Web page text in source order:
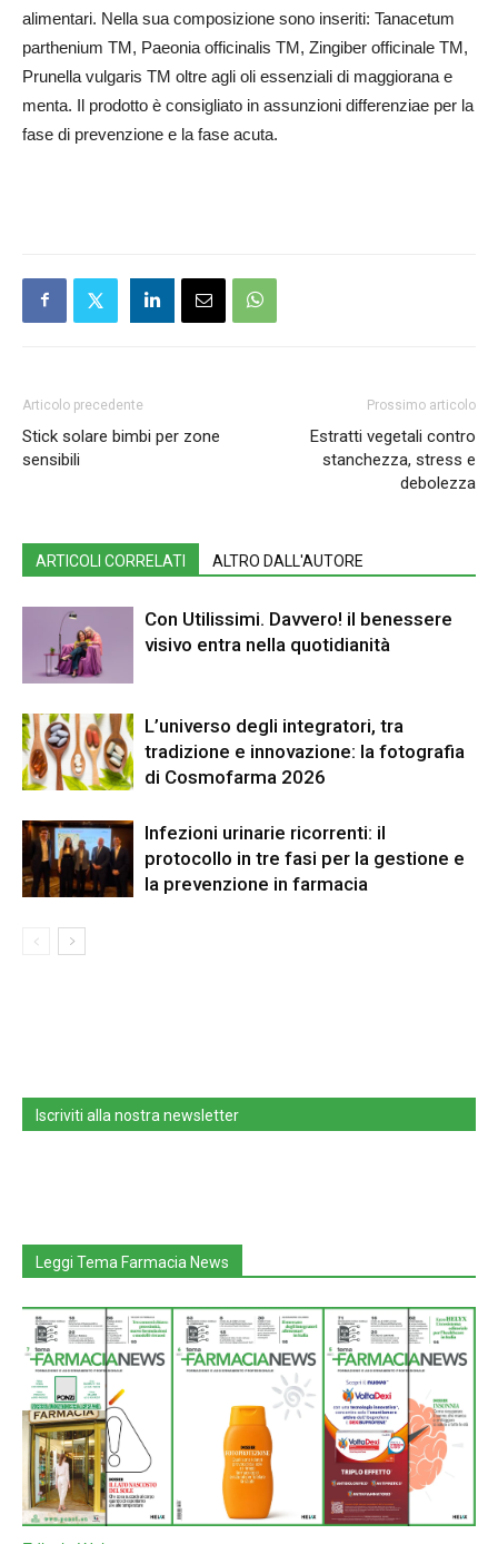
alimentari. Nella sua composizione sono inseriti: Tanacetum
parthenium TM, Paeonia officinalis TM, Zingiber officinale TM,
Prunella vulgaris TM oltre agli oli essenziali di maggiorana e
menta. Il prodotto è consigliato in assunzioni differenziae per la
fase di prevenzione e la fase acuta.
Articolo precedente
Stick solare bimbi per zone
sensibili
Prossimo articolo
Estratti vegetali contro
stanchezza, stress e
debolezza
ARTICOLI CORRELATI ALTRO DALL'AUTORE
Con Utilissimi. Davvero! il benessere
visivo entra nella quotidianità
L’universo degli integratori, tra
tradizione e innovazione: la fotografia
di Cosmofarma 2026
Infezioni urinarie ricorrenti: il
protocollo in tre fasi per la gestione e
la prevenzione in farmacia
Iscriviti alla nostra newsletter
Leggi Tema Farmacia News